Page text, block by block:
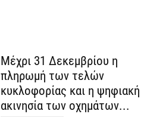
Μέχρι 31 Δεκεμβρίου η
πληρωμή των τελών
κυκλοφορίας και η ψηφιακή
ακινησία των οχημάτων...